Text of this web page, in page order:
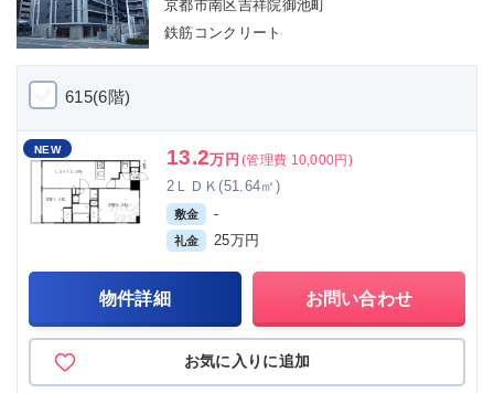
京都市南区吉祥院御池町
鉄筋コンクリート
615(6階)
NEW 13.2万円 (管理費 10,000円)
2ＬＤＫ(51.64㎡)
敷金 -
礼金 25万円
物件詳細 お問い合わせ
お気に入りに追加